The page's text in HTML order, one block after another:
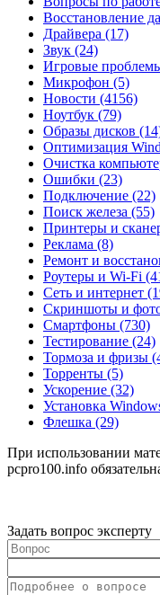
Восстановление
Драйвера (17)
Звук (24)
Игровые
Микрофон (5)
Новости (4156)
Ноутбук (79)
Образы дисков
Оптимизация
Очистка
Ошибки (23)
Подключение (22)
Поиск железа (55)
Принтеры и
Реклама (8)
Ремонт и
Роутеры и Wi-Fi
Сеть и интернет
Скриншоты и
Смартфоны (730)
Тестирование (24)
Тормоза и фризы
Торренты (5)
Ускорение (32)
Установка
Флешка (29)
При использовании
pcpro100.info
Задать вопрос эксперту